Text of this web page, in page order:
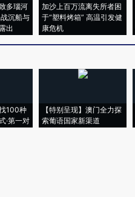
多瑙河
沉船与
出
加沙上百万流离失所者困
于“塑料烤箱” 高温引发健
康危机
100种
·第一对
【特别呈现】澳门全力探
索葡语国家新渠道